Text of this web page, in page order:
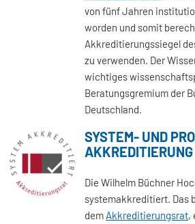
von fünf Jahren
worden und somit
Akkreditierungssiegel
zu verwenden. Der
wichtiges
Beratungsgremium der
Deutschland.
SYSTEM- UND
AKKREDITIERUNG
Die Wilhelm Büchner
systemakkreditiert. Das
dem Akkreditierungsrat,